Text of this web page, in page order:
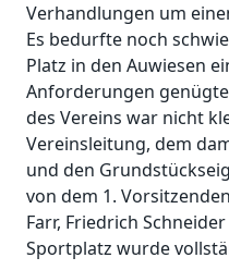
Verhandlungen um
Es bedurfte noch
Platz in den Auwiesen
Anforderungen
des Vereins war nicht
Vereinsleitung, dem
und den
von dem 1.
Farr, Friedrich
Sportplatz wurde